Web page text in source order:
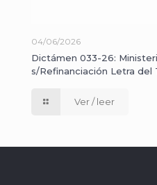
04/06/2026
Dictámen 033-26:
s/Refinanciación Letra del
Ver / leer